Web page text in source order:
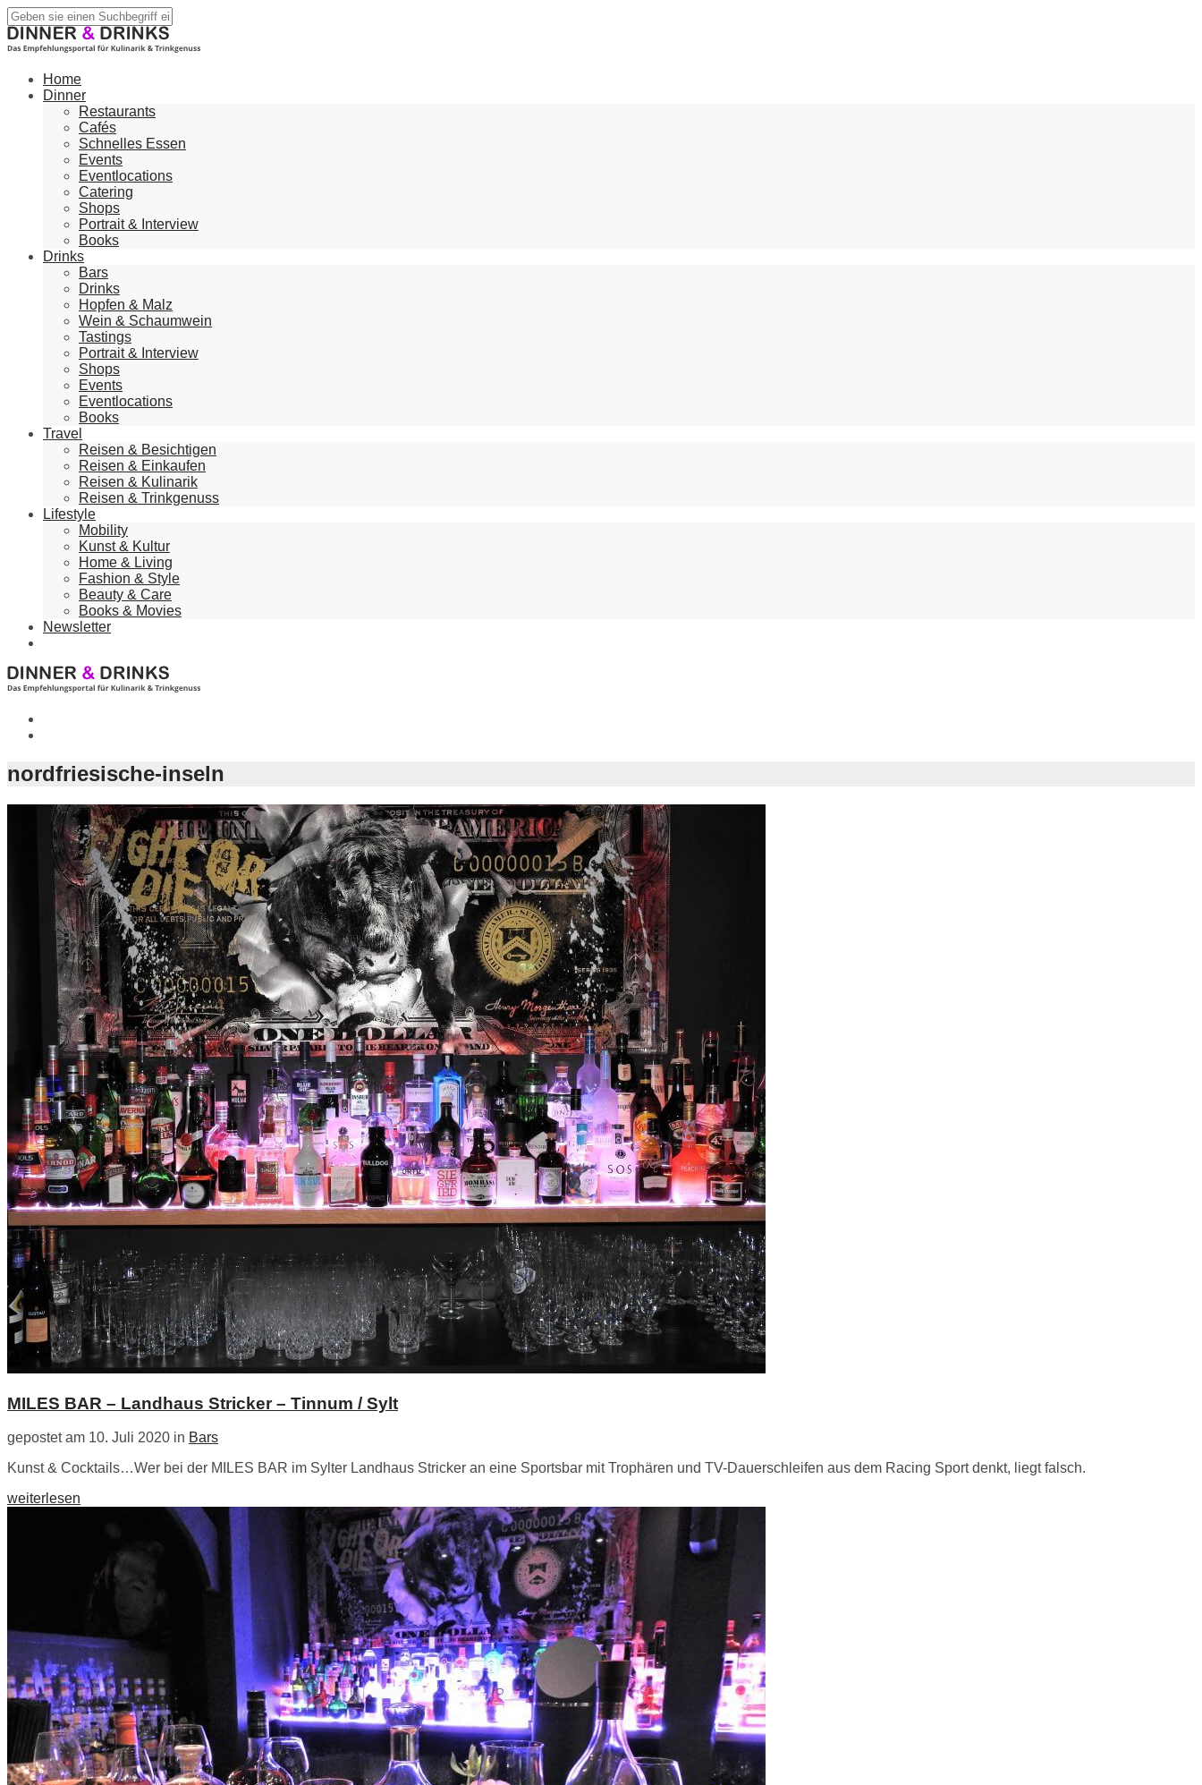
Home
Dinner
Restaurants
Cafés
Schnelles Essen
Events
Eventlocations
Catering
Shops
Portrait & Interview
Books
Drinks
Bars
Drinks
Hopfen & Malz
Wein & Schaumwein
Tastings
Portrait & Interview
Shops
Events
Eventlocations
Books
Travel
Reisen & Besichtigen
Reisen & Einkaufen
Reisen & Kulinarik
Reisen & Trinkgenuss
Lifestyle
Mobility
Kunst & Kultur
Home & Living
Fashion & Style
Beauty & Care
Books & Movies
Newsletter
nordfriesische-inseln
MILES BAR – Landhaus Stricker – Tinnum / Sylt
gepostet am 10. Juli 2020 in Bars
Kunst & Cocktails…Wer bei der MILES BAR im Sylter Landhaus Stricker an eine Sportsbar mit Trophären und TV-Dauerschleifen aus dem Racing Sport denkt, liegt falsch.
weiterlesen